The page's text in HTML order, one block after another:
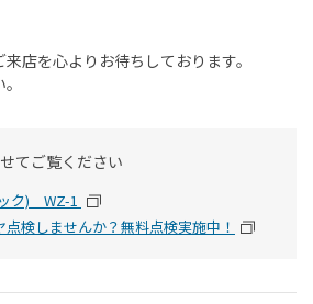
店を心よりお待ちしております。
てご覧ください
ク) WZ-1
検しませんか？無料点検実施中！